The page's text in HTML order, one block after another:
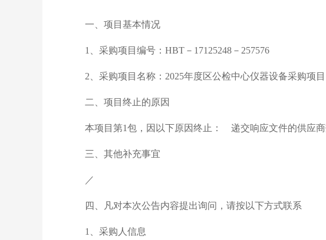
一、项目基本情况
1、采购项目编号：HBT－17125248－257576
2、采购项目名称：2025年度区公检中心仪器设备采购项目
二、项目终止的原因
本项目第1包，因以下原因终止： 递交响应文件的供应
三、其他补充事宜
／
四、凡对本次公告内容提出询问，请按以下方式联系
1、采购人信息